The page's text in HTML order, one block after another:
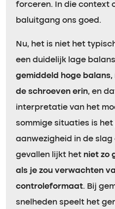
forceren. In die context
baluitgang ons goed.
Nu, het is niet het
een duidelijk lage
gemiddeld hoge balans,
de schroeven erin, en
interpretatie van het
sommige situaties is
aanwezigheid in de
gevallen lijkt het niet zo
als je zou verwachten
controleformaat. Bij
snelheden speelt het